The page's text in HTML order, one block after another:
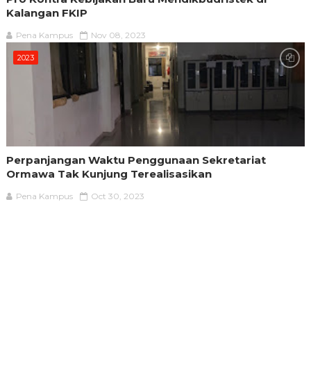
Kalangan FKIP
Pena Kampus Nov 08, 2023
2023
Perpanjangan Waktu Penggunaan Sekretariat
Ormawa Tak Kunjung Terealisasikan
Pena Kampus Oct 30, 2023